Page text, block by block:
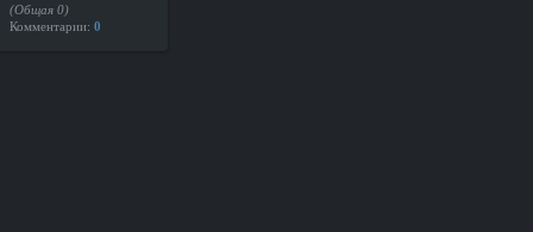
(Общая 0)
Комментарии: 0